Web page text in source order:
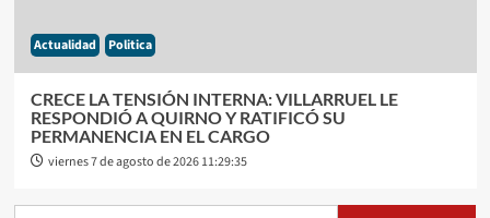
Actualidad Politica
CRECE LA TENSIÓN INTERNA: VILLARRUEL LE
RESPONDIÓ A QUIRNO Y RATIFICÓ SU
PERMANENCIA EN EL CARGO
viernes 7 de agosto de 2026 11:29:35